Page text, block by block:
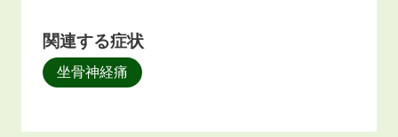
関連する症状
坐骨神経痛